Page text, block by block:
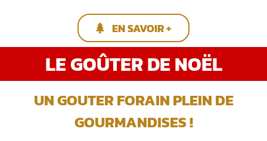
EN SAVOIR +
LE GOÛTER DE NOËL
UN GOUTER FORAIN PLEIN DE
GOURMANDISES !